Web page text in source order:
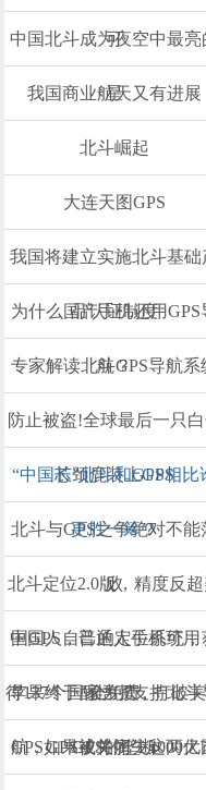
可
中国北斗成为夜空中最亮
星
我国商业航天又有进展
北斗崛起
大连天图GPS
我国将建立实施北斗基础
品认证制度
为什么国产手机还用GPS
航？
专家解读北斗GPS导航系
防止被盗!全球最后一只
长颈鹿装上GPS
“中国芯”北斗和GPS相比
更胜一筹？
北斗与GPS之争绝对不能
败
北斗定位2.0版，精度反
国GPS，普通人手机可用
全免费
中国人自己的定位系统，
得137个国家力挺，打破
GPS的垄断
苹果终于醒悟了支持北斗
航，GPS或将痛失4000亿
GPS如果被关闭，这两大